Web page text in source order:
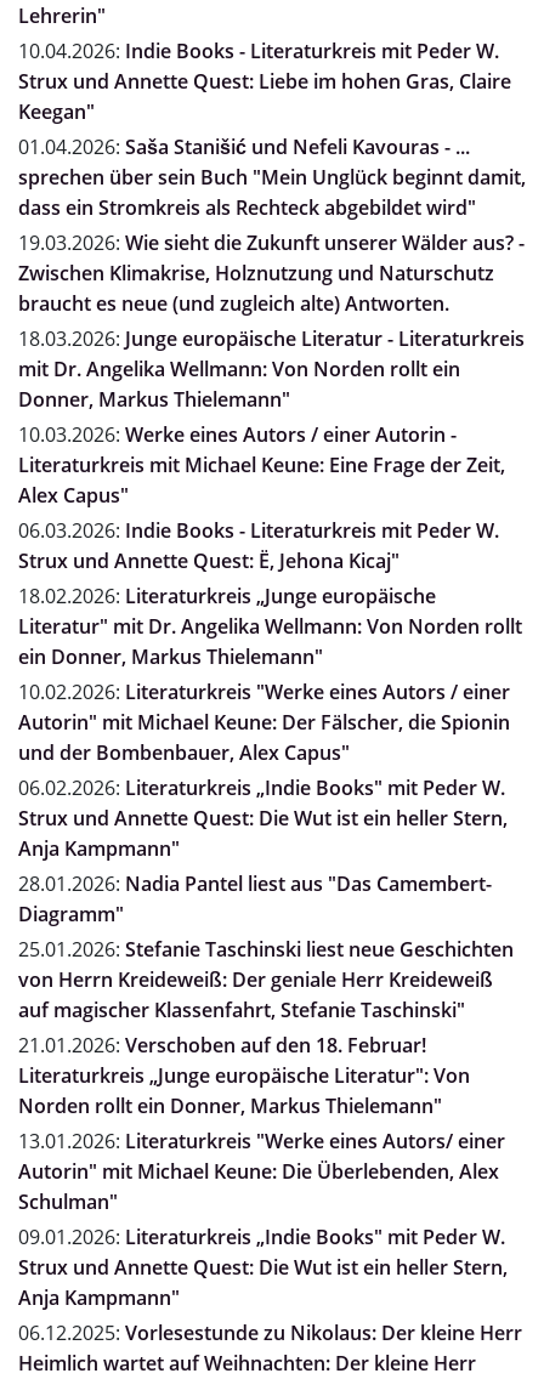
Lehrerin"
10.04.2026: Indie Books - Literaturkreis mit Peder W.
Strux und Annette Quest: Liebe im hohen Gras, Claire
Keegan"
01.04.2026: Saša Stanišić und Nefeli Kavouras - ...
sprechen über sein Buch "Mein Unglück beginnt damit,
dass ein Stromkreis als Rechteck abgebildet wird"
19.03.2026: Wie sieht die Zukunft unserer Wälder aus? -
Zwischen Klimakrise, Holznutzung und Naturschutz
braucht es neue (und zugleich alte) Antworten.
18.03.2026: Junge europäische Literatur - Literaturkreis
mit Dr. Angelika Wellmann: Von Norden rollt ein
Donner, Markus Thielemann"
10.03.2026: Werke eines Autors / einer Autorin -
Literaturkreis mit Michael Keune: Eine Frage der Zeit,
Alex Capus"
06.03.2026: Indie Books - Literaturkreis mit Peder W.
Strux und Annette Quest: Ë, Jehona Kicaj"
18.02.2026: Literaturkreis „Junge europäische
Literatur" mit Dr. Angelika Wellmann: Von Norden rollt
ein Donner, Markus Thielemann"
10.02.2026: Literaturkreis "Werke eines Autors / einer
Autorin" mit Michael Keune: Der Fälscher, die Spionin
und der Bombenbauer, Alex Capus"
06.02.2026: Literaturkreis „Indie Books" mit Peder W.
Strux und Annette Quest: Die Wut ist ein heller Stern,
Anja Kampmann"
28.01.2026: Nadia Pantel liest aus "Das Camembert-
Diagramm"
25.01.2026: Stefanie Taschinski liest neue Geschichten
von Herrn Kreideweiß: Der geniale Herr Kreideweiß
auf magischer Klassenfahrt, Stefanie Taschinski"
21.01.2026: Verschoben auf den 18. Februar!
Literaturkreis „Junge europäische Literatur": Von
Norden rollt ein Donner, Markus Thielemann"
13.01.2026: Literaturkreis "Werke eines Autors/ einer
Autorin" mit Michael Keune: Die Überlebenden, Alex
Schulman"
09.01.2026: Literaturkreis „Indie Books" mit Peder W.
Strux und Annette Quest: Die Wut ist ein heller Stern,
Anja Kampmann"
06.12.2025: Vorlesestunde zu Nikolaus: Der kleine Herr
Heimlich wartet auf Weihnachten: Der kleine Herr